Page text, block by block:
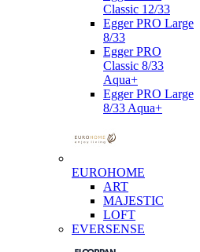
Classic 12/33
Egger PRO Large
8/33
Egger PRO
Classic 8/33
Aqua+
Egger PRO Large
8/33 Aqua+
EUROHOME
ART
MAJESTIC
LOFT
EVERSENSE